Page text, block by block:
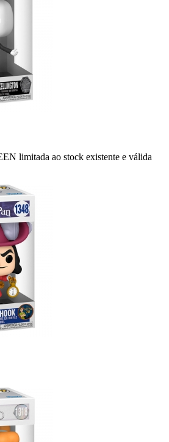
limitada ao stock existente e válida